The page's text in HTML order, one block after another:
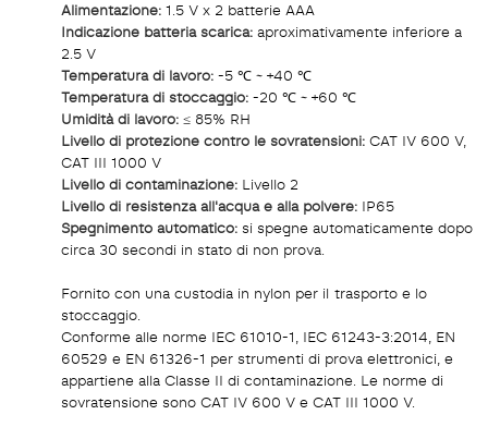
Alimentazione:1.5 V x 2 batterie AAA
Indicazione batteria scarica:aproximativamente inferiore a
2.5 V
Temperatura di lavoro:-5 ℃ ~ +40 ℃
Temperatura di stoccaggio:-20 ℃ ~ +60 ℃
Umidità di lavoro:≤ 85% RH
Livello di protezione contro le sovratensioni:CAT IV 600 V,
CAT III 1000 V
Livello di contaminazione:Livello 2
Livello di resistenza all'acqua e alla polvere:IP65
Spegnimento automatico:si spegne automaticamente dopo
circa 30 secondi in stato di non prova.
Fornito con una custodia in nylon per il trasporto e lo
stoccaggio.
Conforme alle norme IEC 61010-1, IEC 61243-3:2014, EN
60529 e EN 61326-1 per strumenti di prova elettronici, e
appartiene alla Classe II di contaminazione. Le norme di
sovratensione sono CAT IV 600 V e CAT III 1000 V.